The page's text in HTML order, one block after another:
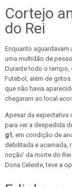
Cortejo
do Rei
Enquanto
uma multidão de
Durante todo o tempo,
Futebol, além de
que não havia
chegaram ao local
Apesar da expectativa
para ver a despedida
g1 , em condição de
debilitada e acamada,
noção' da morte do
Dona Celeste, teve a